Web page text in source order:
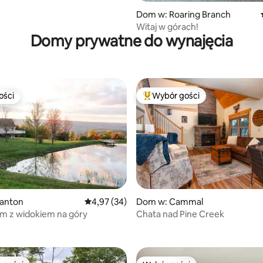
Dom w: Roaring Branch
Witaj w górach!
Domy prywatne do wynajęcia
liczba recenzji: 33
Średnia ocena: 4,97 na 5, liczba recenzji: 34
4,97 (34)
z widokiem na góry
Najpopularniejsze z kategorii
Wybór gości
Dom w: Cammal
Chata nad Pine Creek